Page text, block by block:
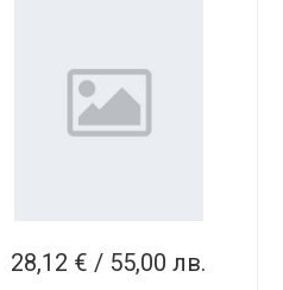
28,12 € / 55,00 лв.